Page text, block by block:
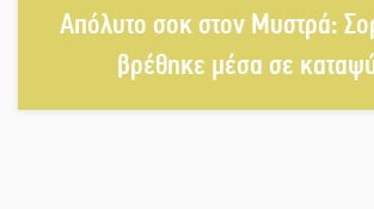
Απόλυτο σοκ στον Μυστρά:
βρέθηκε μέσα σε